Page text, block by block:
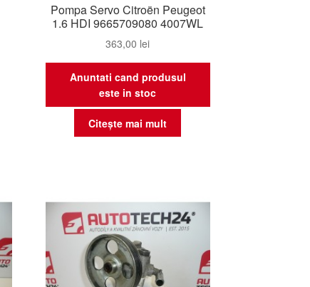
Pompa Servo Citroën Peugeot
1.6 HDI 9665709080 4007WL
363,00 lei
Anuntati cand produsul
este in stoc
Citește mai mult